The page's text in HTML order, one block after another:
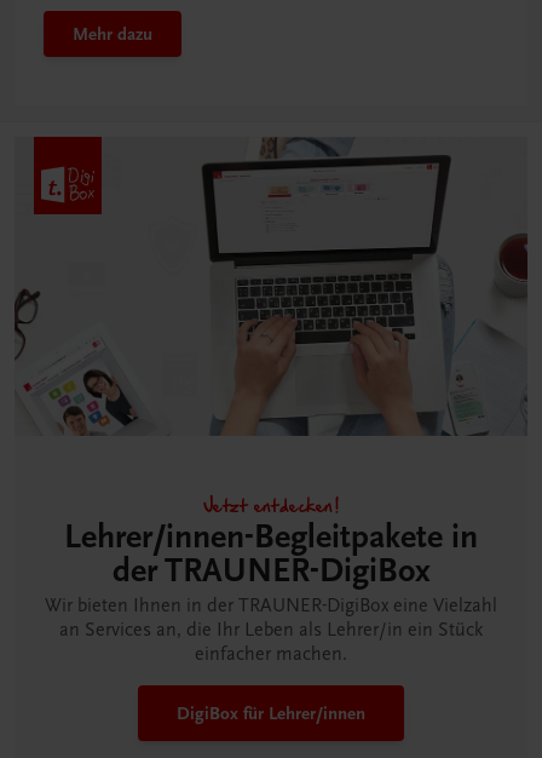
Mehr dazu
Jetzt entdecken!
Lehrer/innen-Begleitpakete in
der TRAUNER-DigiBox
Wir bieten Ihnen in der TRAUNER-DigiBox eine Vielzahl
an Services an, die Ihr Leben als Lehrer/in ein Stück
einfacher machen.
DigiBox für Lehrer/innen